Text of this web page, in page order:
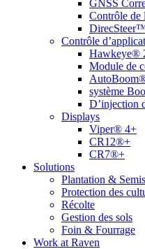
GNSS
Contrôle de
Contrôle
Hawkeye®
Module de
système
D’injection
Displays
Viper® 4+
CR12®+
CR7®+
Solutions
Plantation & Semis
Protection des
Récolte
Gestion des sols
Foin & Fourrage
Work at Raven